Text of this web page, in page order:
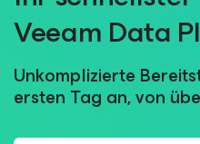
Veeam Data
Unkomplizierte
ersten Tag an, von